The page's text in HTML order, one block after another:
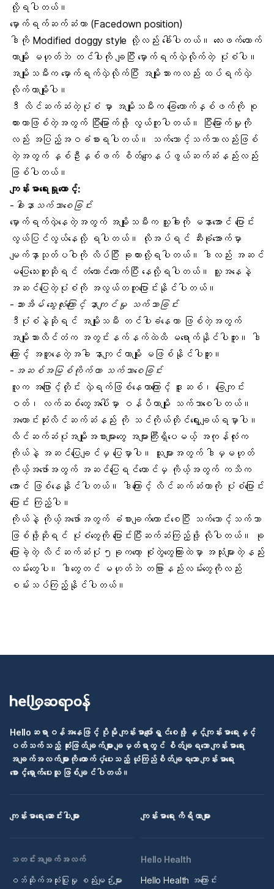
လို့ရပါတယ်။
မှောက်ရက်ဆက်ဆံတာ (Facedown position)
ဒါကို Modified doggy style လို့လည်း ခေါ်ပါတယ်။ လေးဖက်ထောက်
တာမျိုး မဟုတ်ဘဲ တင်ပါးကို ချပြီး မှောက်ရက်လှဲလိုက်တဲ့ ပုံစံပါ။
အမျိုးသမီးက မှောက်ရက်လှဲလိုက်ပြီး အမျိုးသားကလည်း ထပ်ရက်လှဲ
လိုက်တာမျိုးပါ။
ဒီ လိင်ဆက်ဆံတဲ့ပုံစံ မှာ အမျိုးသမီးက ခြေထောက်နှစ်ဖက်ကို စု
ထားတာဖြစ်တဲ့အတွက် ပြီးမြောက်ဖို့ လွယ်ကူပါတယ်။ ပြီးမြောက်မှုကို
လည်း အပြည့်အဝခံစားရပါတယ်။ သက်သောင့်သက်သာလည်းဖြစ်
တဲ့အတွက် နှစ်ဦးနှစ်ဖက် စိတ်ကျေနပ်ဖွယ်ဆက်ဆံနည်းလည်း
ဖြစ်ပါတယ်။
ကျန်းမာရေးရှုထောင့်:
-ခါးနာသက်သာစေခြင်း
မှောက်ရက်လှဲနေတဲ့အတွက် အမျိုးသမီးက သူ့ခါးကို မနာအောင် ပြောင်း
လွယ်ပြင်လွယ်နေလို့ ရပါတယ်။ လိုအပ်ရင် ဆီးခုံအောက်မှာ
မျက်နှာသုတ်ပဝါကို လိပ်ပြီး ခုထားလို့ရပါတယ်။ ဒါလည်း အဆင်
မပြေသေးဘူးဆိုရင် တံတောင်ထောက်ပြီး နေလို့ရပါတယ်။ သူ့အနေနဲ့
အဆင်ပြေတဲ့ပုံစံကို အလွယ်တကူပြောင်းနိုင်ပါတယ်။
-သားအိမ် သွေးလုံးကြောင့် နာကျင်မှု သက်သာခြင်း
ဒီပုံစံနဲ့ဆိုရင် အမျိုးသမီး တင်ပါးခံနေတာ ဖြစ်တဲ့အတွက်
အမျိုးသားလိင်တံက အတွင်းနက်နက်ထဲထိ မရောက်နိုင်ပါဘူး။ ဒါ
ကြောင့် အတူနေတဲ့အခါ နာကျင်တာမျိုး မဖြစ်နိုင်ပါဘူး။
-အဆစ်အမြစ်ကိုက်တာ သက်သာစေခြင်း
လူက အဖြောင့်တိုင်း လှဲရက်ဖြစ်နေတာကြောင့် ဒူးဆစ်၊ ခြေကျင်း
ဝတ်၊ လက်ဆစ်တွေအပေါ်မှာ ဝန်ပိတာမျိုး သက်သာစေပါတယ်။
အကောင်းဆုံးလိင်ဆက်ဆံနည်း ကို သင်ကိုယ်တိုင်ရွေးချယ်ရမှာပါ။
လိင်ဆက်ဆံပုံအမျိုးအစားများတွေ အများကြီးရှိပေမယ့် အကုန်လုံးက
ကိုယ်နဲ့ အဆင်ပြေချင်မှ ပြေမှာပါ။ သူများအတွက် ဒါမှမဟုတ်
ကိုယ့်အဖော်အတွက် အဆင်ပြေရင်တောင်မှ ကိုယ့်အတွက် ကသိက
အောင် ဖြစ်နေနိုင်ပါတယ်။ ဒါကြောင့် လိင်ဆက်ဆံတာကို ပုံစံပြောင်း
ပြောင်း ကြည့်ပါ။
ကိုယ်နဲ့ ကိုယ့်အဖော်အတွက် ခံစားချက်ကောင်းစေပြီး သက်သောင့်သက်သာ
ဖြစ်ဖို့ဆိုရင် ပုံစံတွေကို ပြောင်းပြီးဆက်ဆံကြည့်ဖို့ လိုပါတယ်။ ခု
ပြောခဲ့တဲ့ လိင်ဆက်ဆံပုံ ၅ခုကတော့ စုံတွဲတွေကြားထဲမှာ အသုံးများတဲ့နည်း
လမ်းတွေပါ။ ဒါတွေတင် မဟုတ်ဘဲ တခြားနည်းလမ်းတွေကိုလည်း
စမ်းသပ်ကြည့်နိုင်ပါတယ်။
Helloဆရာဝန်အနေဖြင့် ပိုမို ကျန်းမာပျော်ရွှင်စေဖို့ နှင့်ကျန်းမာရေးနှင့်
ပတ်သက်သည့် ဆုံးဖြတ်ချက်များ ချမှတ်ရာတွင် စိတ်ချရသော ကျန်းမာရေး
အချက်အလက်များကို ထောက်ပံ့ပေးသည့် ယုံကြည်စိတ်ချရသော ကျန်းမာရေး
စောင့်ရှောက်ပေးသူ ဖြစ်ချင်ပါတယ်။
ကျန်းမာရေး ဆောင်းပါးများ ကျန်းမာရေး ကိရိယာများ
သတင်းအချက်အလက်
ဝဘ်ဆိုက်အသုံးပြုမှု စည်းမျဉ်းများ
Hello Health
Hello Health အကြောင်း